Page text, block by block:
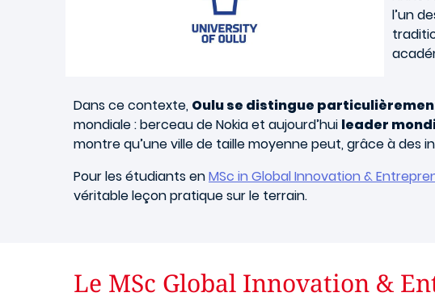
l’un
Dans ce contexte, Oulu se distingue
mondiale : berceau de Nokia et aujourd’hui leader
montre qu’une ville de taille moyenne peut, grâce à
Pour les étudiants enMSc in Global Innovation &
véritable leçon pratique sur le terrain.
Le MSc Global Innovation &